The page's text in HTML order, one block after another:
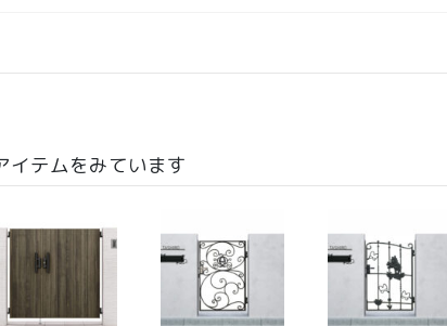
イテムをみています